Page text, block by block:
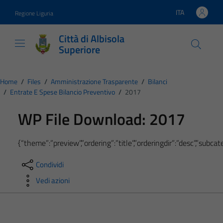
Regione Liguria Lingua attiva:
ITA
Città di Albisola
Superiore
Home / Files / Amministrazione Trasparente / Bilanci
/ Entrate E Spese Bilancio Preventivo / 2017
WP File Download: 2017
Condividi
Vedi azioni